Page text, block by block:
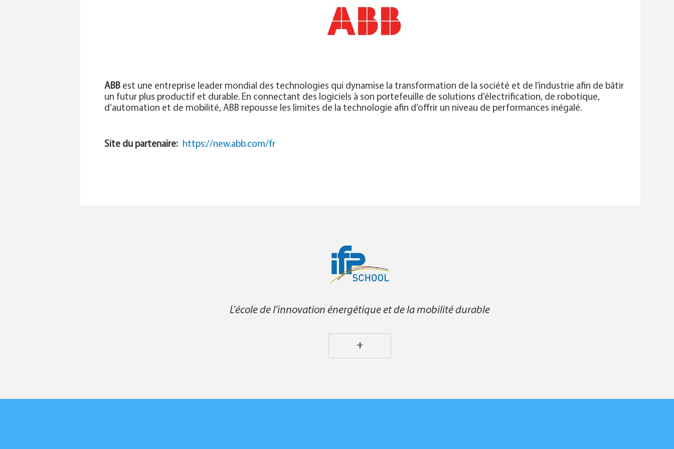
ABB est une entreprise leader mondial des technologies qui dynamise la transformation de la société et de l’industrie afin de bâtir
un futur plus productif et durable. En connectant des logiciels à son portefeuille de solutions d’électrification, de robotique,
d’automation et de mobilité, ABB repousse les limites de la technologie afin d’offrir un niveau de performances inégalé.
Site du partenaire https://new.abb.com/fr
L'école de l'innovation énergétique et de la mobilité durable
+